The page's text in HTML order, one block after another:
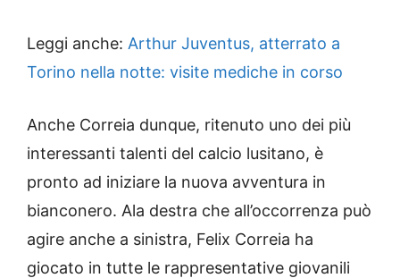
Leggi anche: Arthur Juventus, atterrato a
Torino nella notte: visite mediche in corso
Anche Correia dunque, ritenuto uno dei più
interessanti talenti del calcio lusitano, è
pronto ad iniziare la nuova avventura in
bianconero. Ala destra che all’occorrenza può
agire anche a sinistra, Felix Correia ha
giocato in tutte le rappresentative giovanili